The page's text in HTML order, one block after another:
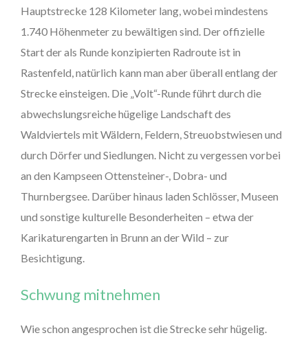
Hauptstrecke 128 Kilometer lang, wobei mindestens
1.740 Höhenmeter zu bewältigen sind. Der offizielle
Start der als Runde konzipierten Radroute ist in
Rastenfeld, natürlich kann man aber überall entlang der
Strecke einsteigen. Die „Volt“-Runde führt durch die
abwechslungsreiche hügelige Landschaft des
Waldviertels mit Wäldern, Feldern, Streuobstwiesen und
durch Dörfer und Siedlungen. Nicht zu vergessen vorbei
an den Kampseen Ottensteiner-, Dobra- und
Thurnbergsee. Darüber hinaus laden Schlösser, Museen
und sonstige kulturelle Besonderheiten – etwa der
Karikaturengarten in Brunn an der Wild – zur
Besichtigung.
Schwung mitnehmen
Wie schon angesprochen ist die Strecke sehr hügelig.